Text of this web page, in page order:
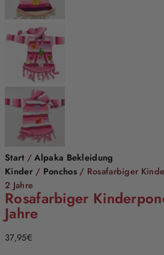
Start /Alpaka Bekleidung
Kinder/ Ponchos/ Rosafarbiger
2 Jahre
Rosafarbiger
Jahre
37,95€